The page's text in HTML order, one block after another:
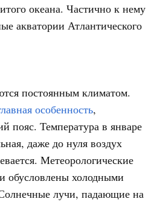
океана. Частично к нему
акватории Атлантического
постоянным климатом.
особенность,
пояс. Температура в январе
даже до нуля воздух
Метеорологические
обусловлены холодными
лучи, падающие на